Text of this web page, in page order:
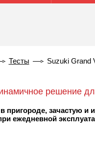
Тесты Suzuki Grand
решение
пригороде, зачастую
ежедневной